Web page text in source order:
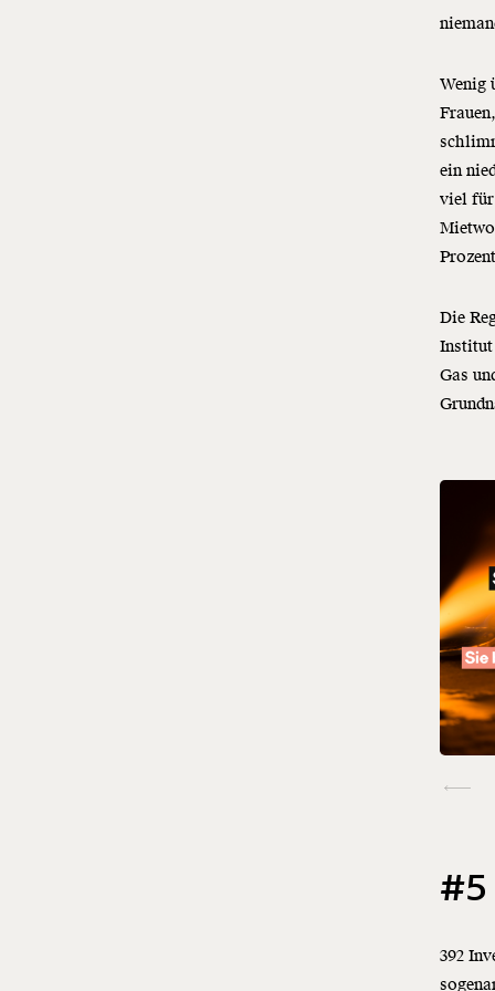
Wenig
ein
viel für
Die
Institut
Gas
#5
392